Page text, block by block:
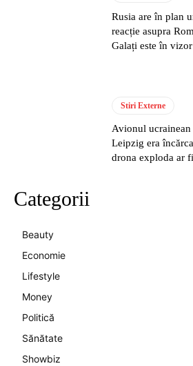
Rusia are în plan
reacție asupra
Galați este în vizor
Stiri Externe
Avionul
Leipzig era
drona exploda ar
Categorii
Beauty
Economie
Lifestyle
Money
Politică
Sănătate
Showbiz